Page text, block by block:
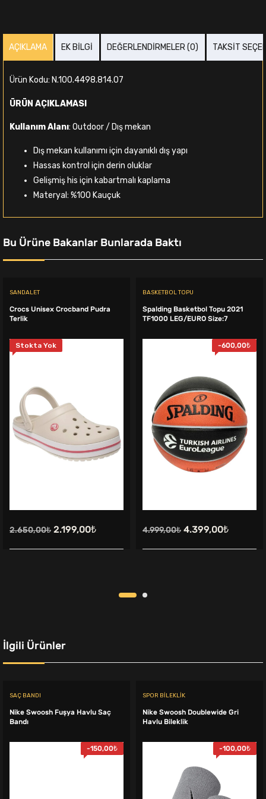
AÇIKLAMA EK BILGI DEĞERLENDIRMELER (0) TAKSIT
Ürün Kodu: N.100.4498.814.07
ÜRÜN AÇIKLAMASI
Kullanım Alanı: Outdoor / Dış mekan
Dış mekan kullanımı için dayanıklı dış yapı
Hassas kontrol için derin oluklar
Gelişmiş his için kabartmalı kaplama
Materyal: %100 Kauçuk
Bu Ürüne Bakanlar Bunlarada Baktı
SANDALET
Crocs Unisex Crocband Pudra
Terlik
Stokta Yok
2.650,00₺ Orijinal
fiyat:
2.199,00₺Şu
andaki
BASKETBOL TOPU
Spalding Basketbol Topu 2021
TF1000 LEG/EURO Size:7
-600,00₺
4.999,00₺ Orijinal
fiyat:
4.399,00₺Şu
andaki
İlgili Ürünler
SAÇ BANDI
Nike Swoosh Fuşya Havlu Saç
Bandı
-150,00₺
SPOR BILEKLIK
Nike Swoosh Doublewide Gri
Havlu Bileklik
-100,00₺